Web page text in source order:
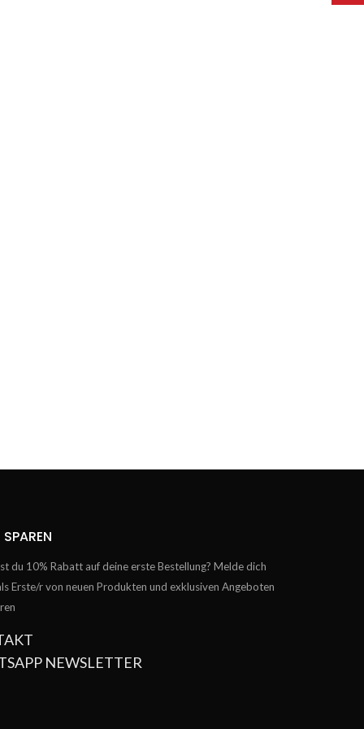
du 10% Rabatt auf deine erste Bestellung? Melde dich
Erste/r von neuen Produkten und exklusiven Angeboten
NEWSLETTER